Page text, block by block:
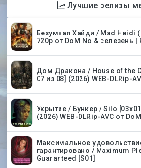
Лучшие релизы
Безумная Хайди / Mad Heidi
720p от DoMiNo & селезень |
Дом Дракона / House of the
07 из 08] (2026) WEB-DLRip-
Укрытие / Бункер / Silo
(2026) WEB-DLRip-AVC от
Максимальное
гарантировано / Maximum
Guaranteed [S01]